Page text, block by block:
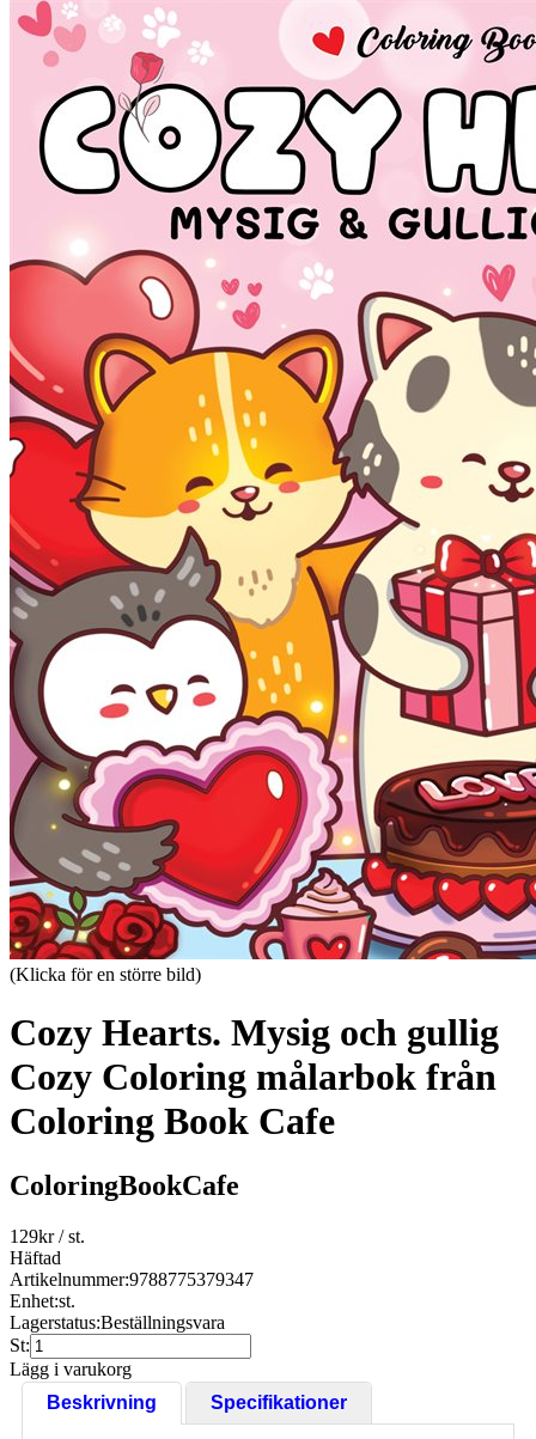
(Klicka för en större bild)
Cozy Hearts. Mysig och gullig
Cozy Coloring målarbok från
Coloring Book Cafe
ColoringBookCafe
129kr/ st.
Häftad
Artikelnummer:9788775379347
Enhet:st.
Lagerstatus:Beställningsvara
St:
Lägg i varukorg
Beskrivning
Specifikationer